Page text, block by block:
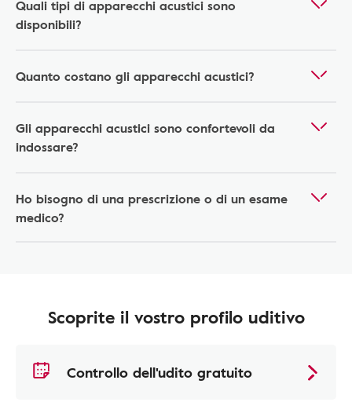
Quali tipi di apparecchi acustici sono
disponibili?
Quanto costano gli apparecchi acustici?
Gli apparecchi acustici sono confortevoli da
indossare?
Ho bisogno di una prescrizione o di un esame
medico?
Scoprite il vostro profilo uditivo
Controllo dell'udito gratuito